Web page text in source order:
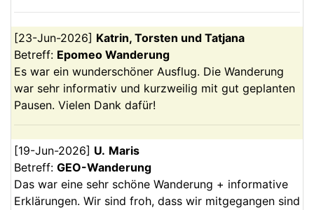
[23-Jun-2026] Katrin, Torsten und Tatjana
Betreff: Epomeo Wanderung
Es war ein wunderschöner Ausflug. Die Wanderung
war sehr informativ und kurzweilig mit gut geplanten
Pausen. Vielen Dank dafür!
[19-Jun-2026] U. Maris
Betreff: GEO-Wanderung
Das war eine sehr schöne Wanderung + informative
Erklärungen. Wir sind froh, dass wir mitgegangen sind